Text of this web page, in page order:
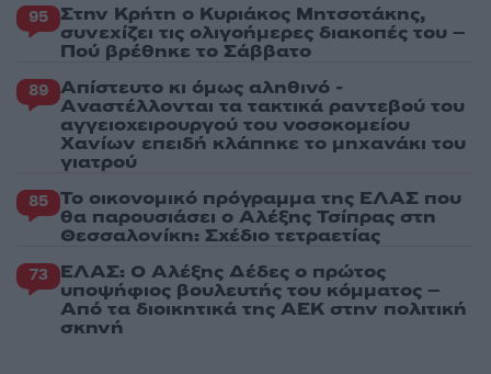
95 Στην Κρήτη ο Κυριάκος Μητσοτάκης,
συνεχίζει τις ολιγοήμερες διακοπές του –
Πού βρέθηκε το Σάββατο
89 Απίστευτο κι όμως αληθινό -
Aναστέλλονται τα τακτικά ραντεβού του
αγγειοχειρουργού του νοσοκομείου
Χανίων επειδή κλάπηκε το μηχανάκι του
γιατρού
85 Το οικονομικό πρόγραμμα της ΕΛΑΣ που
θα παρουσιάσει ο Αλέξης Τσίπρας στη
Θεσσαλονίκη: Σχέδιο τετραετίας
73 ΕΛΑΣ: Ο Αλέξης Δέδες ο πρώτος
υποψήφιος βουλευτής του κόμματος –
Από τα διοικητικά της ΑΕΚ στην πολιτική
σκηνή